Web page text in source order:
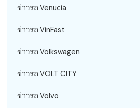
ข่าวรถ Venucia
ข่าวรถ VinFast
ข่าวรถ Volkswagen
ข่าวรถ VOLT CITY
ข่าวรถ Volvo